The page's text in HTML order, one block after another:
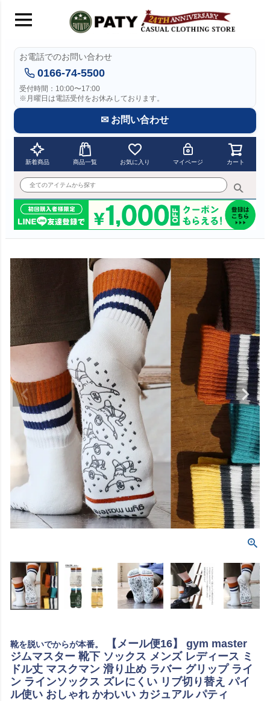
お電話でのお問い合わせ
0166-74-5500
受付時間：10:00〜17:00
※月曜日は電話受付をお休みしております。
✉ お問い合わせ
新着商品 商品一覧 お気に入り マイページ カート
靴を脱いでからが本番。
【メール便16】 gym master
ジムマスター 靴下 ソックス メンズ レディース ミ
ドル丈 マスクマン 滑り止め ラバー グリップ ライ
ン ラインソックス ズレにくい リブ切り替え パイ
ル使い おしゃれ かわいい カジュアル パティ